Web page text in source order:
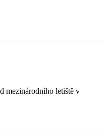
mezinárodního letiště v